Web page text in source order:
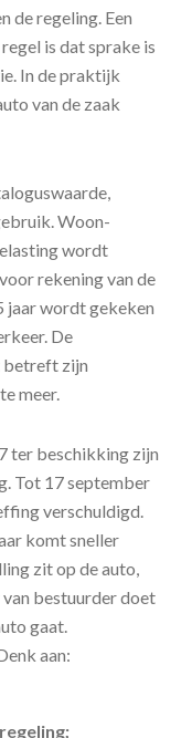
de regeling. Een
is dat sprake is
In de praktijk
van de zaak
Woon-
wordt
rekening van de
jaar wordt gekeken
De
betreft zijn
meer.
ter beschikking zijn
Tot 17 september
verschuldigd.
komt sneller
zit op de auto,
van bestuurder doet
gaat.
aan: